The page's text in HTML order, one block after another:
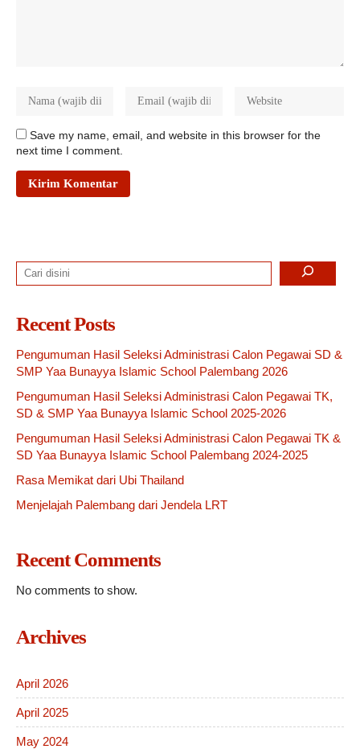
Save my name, email, and website in this browser for the
next time I comment.
Search
Recent Posts
Pengumuman Hasil Seleksi Administrasi Calon Pegawai SD &
SMP Yaa Bunayya Islamic School Palembang 2026
Pengumuman Hasil Seleksi Administrasi Calon Pegawai TK,
SD & SMP Yaa Bunayya Islamic School 2025-2026
Pengumuman Hasil Seleksi Administrasi Calon Pegawai TK &
SD Yaa Bunayya Islamic School Palembang 2024-2025
Rasa Memikat dari Ubi Thailand
Menjelajah Palembang dari Jendela LRT
Recent Comments
No comments to show.
Archives
April 2026
April 2025
May 2024